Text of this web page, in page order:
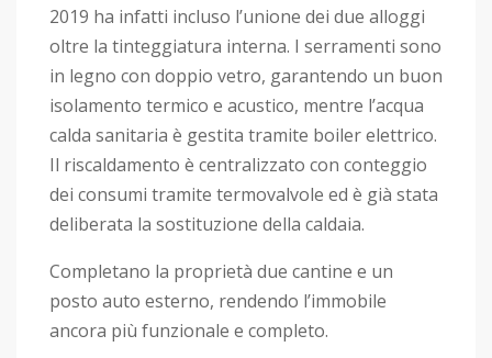
2019 ha infatti incluso l’unione dei due alloggi
oltre la tinteggiatura interna. I serramenti sono
in legno con doppio vetro, garantendo un buon
isolamento termico e acustico, mentre l’acqua
calda sanitaria è gestita tramite boiler elettrico.
Il riscaldamento è centralizzato con conteggio
dei consumi tramite termovalvole ed è già stata
deliberata la sostituzione della caldaia.
Completano la proprietà due cantine e un
posto auto esterno, rendendo l’immobile
ancora più funzionale e completo.